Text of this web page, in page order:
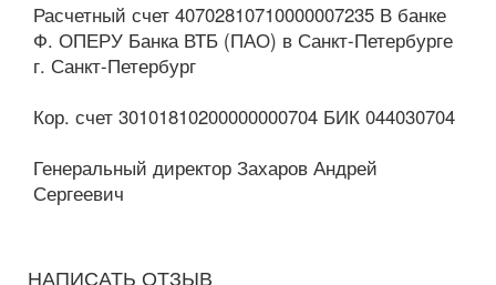
Расчетный счет 40702810710000007235 В банке
Ф. ОПЕРУ Банка ВТБ (ПАО) в Санкт-Петербурге
г. Санкт-Петербург
Кор. счет 30101810200000000704 БИК 044030704
Генеральный директор Захаров Андрей
Сергеевич
НАПИСАТЬ ОТЗЫВ